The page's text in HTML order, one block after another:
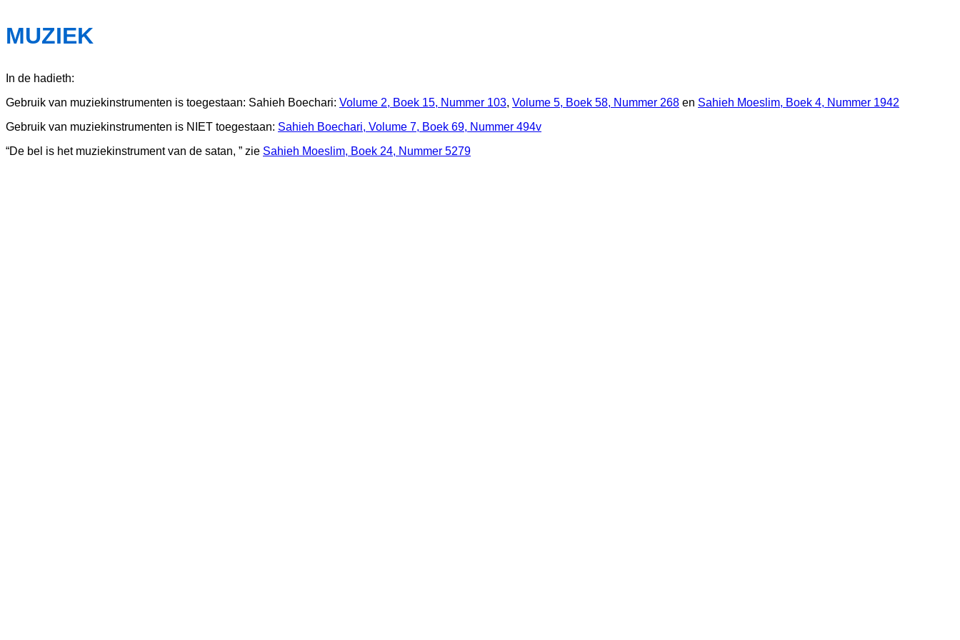
MUZIEK
In de hadieth:
Gebruik van muziekinstrumenten is toegestaan: Sahieh Boechari: Volume 2, Boek 15, Nummer 103, Volume 5, Boek 58, Nummer 268 en Sahieh Moeslim, Boek 4, Nummer 1942
Gebruik van muziekinstrumenten is NIET toegestaan: Sahieh Boechari, Volume 7, Boek 69, Nummer 494v
“De bel is het muziekinstrument van de satan, ” zie Sahieh Moeslim, Boek 24, Nummer 5279